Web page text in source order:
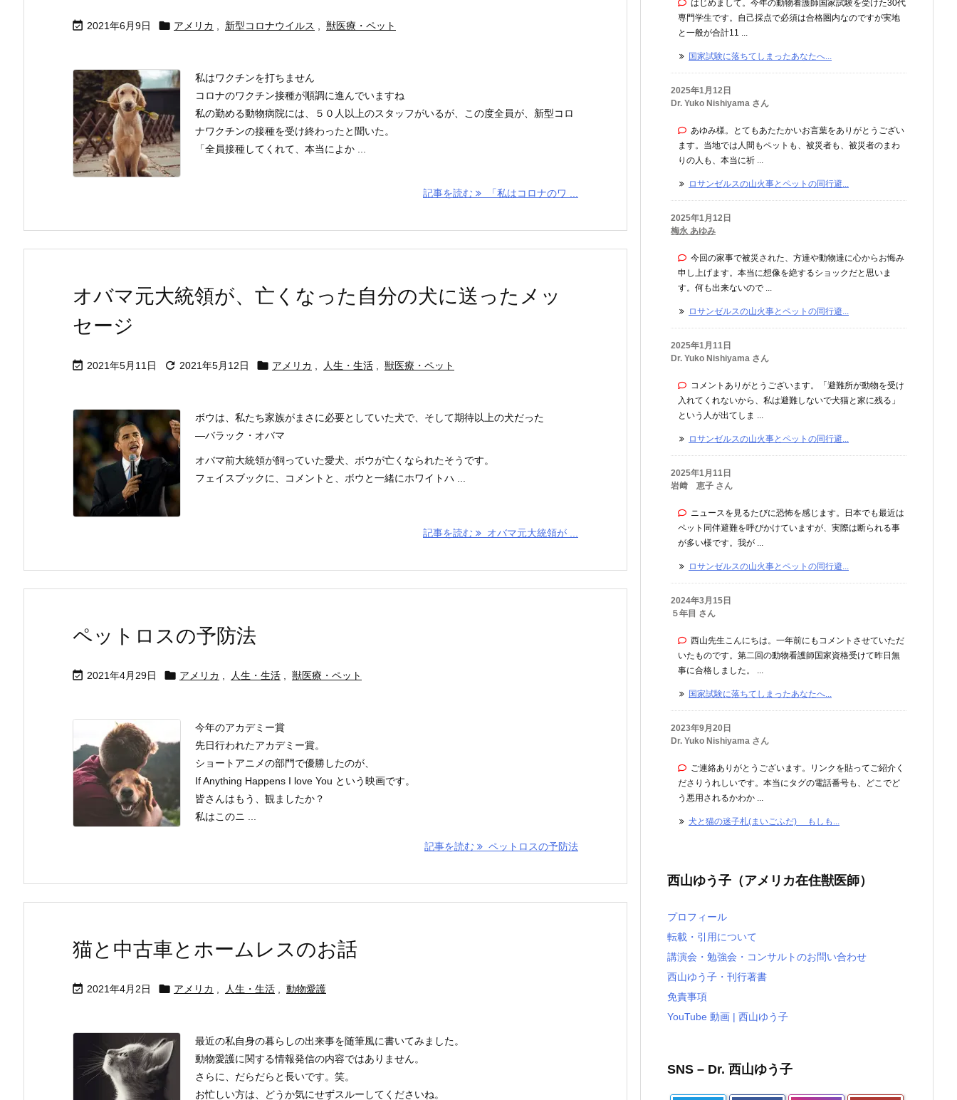
 2021年6月9日  アメリカ 新型コロナウイルス 獣医療・ペット
私はワクチンを打ちません
コロナのワクチン接種が順調に進んでいますね
私の勤める動物病院には、５０人以上のスタッフがいるが、この度全員が、新型コロ
ナワクチンの接種を受け終わったと聞いた。
「全員接種してくれて、本当によか ...
記事を読む 「私はコロナのワ ...
オバマ元大統領が、亡くなった自分の犬に送ったメッ
セージ
 2021年5月11日  2021年5月12日  アメリカ 人生・生活 獣医療・ペット
ボウは、私たち家族がまさに必要としていた犬で、そして期待以上の犬だった
―バラック・オバマ
オバマ前大統領が飼っていた愛犬、ボウが亡くなられたそうです。
フェイスブックに、コメントと、ボウと一緒にホワイトハ ...
記事を読む オバマ元大統領が ...
ペットロスの予防法
 2021年4月29日  アメリカ 人生・生活 獣医療・ペット
今年のアカデミー賞
先日行われたアカデミー賞。
ショートアニメの部門で優勝したのが、
If Anything Happens I love You という映画です。
皆さんはもう、観ましたか？
私はこのニ ...
記事を読む ペットロスの予防法
猫と中古車とホームレスのお話
 2021年4月2日  アメリカ 人生・生活 動物愛護
最近の私自身の暮らしの出来事を随筆風に書いてみました。
動物愛護に関する情報発信の内容ではありません。
さらに、だらだらと長いです。笑。
お忙しい方は、どうか気にせずスルーしてくださいね。
はじめまして。今年の動物看護師国家試験を受けた30代
専門学生です。自己採点で必須は合格圏内なのですが実地
と一般が合計11 ...
国家試験に落ちてしまったあなたへ...
2025年1月12日
Dr. Yuko Nishiyama さん
あゆみ様。とてもあたたかいお言葉をありがとうござい
ます。当地では人間もペットも、被災者も、被災者のまわ
りの人も、本当に祈 ...
ロサンゼルスの山火事とペットの同行避...
2025年1月12日
梅永 あゆみ
今回の家事で被災された、方達や動物達に心からお悔み
申し上げます。本当に想像を絶するショックだと思いま
す。何も出来ないので ...
ロサンゼルスの山火事とペットの同行避...
2025年1月11日
Dr. Yuko Nishiyama さん
コメントありがとうございます。「避難所が動物を受け
入れてくれないから、私は避難しないで犬猫と家に残る」
という人が出てしま ...
ロサンゼルスの山火事とペットの同行避...
2025年1月11日
岩﨑 恵子 さん
ニュースを見るたびに恐怖を感じます。日本でも最近は
ペット同伴避難を呼びかけていますが、実際は断られる事
が多い様です。我が ...
ロサンゼルスの山火事とペットの同行避...
2024年3月15日
５年目 さん
西山先生こんにちは。一年前にもコメントさせていただ
いたものです。第二回の動物看護師国家資格受けて昨日無
事に合格しました。 ...
国家試験に落ちてしまったあなたへ...
2023年9月20日
Dr. Yuko Nishiyama さん
ご連絡ありがとうございます。リンクを貼ってご紹介く
ださりうれしいです。本当にタグの電話番号も、どこでど
う悪用されるかわか ...
犬と猫の迷子札(まいごふだ) もしも...
西山ゆう子（アメリカ在住獣医師）
プロフィール
転載・引用について
講演会・勉強会・コンサルトのお問い合わせ
西山ゆう子・刊行著書
免責事項
YouTube 動画 | 西山ゆう子
SNS – Dr. 西山ゆう子